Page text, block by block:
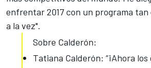
enfrentar 2017 con un programa tan
a la vez".
Sobre Calderón:
Tatiana Calderón: “¡Ahora